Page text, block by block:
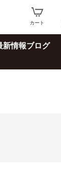
カート
新情報ブログ